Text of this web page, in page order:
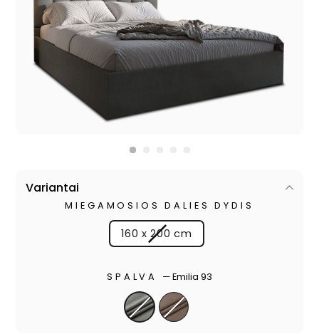
Variantai
MIEGAMOSIOS DALIES DYDIS
160 x 200 cm
SPALVA —Emilia 93